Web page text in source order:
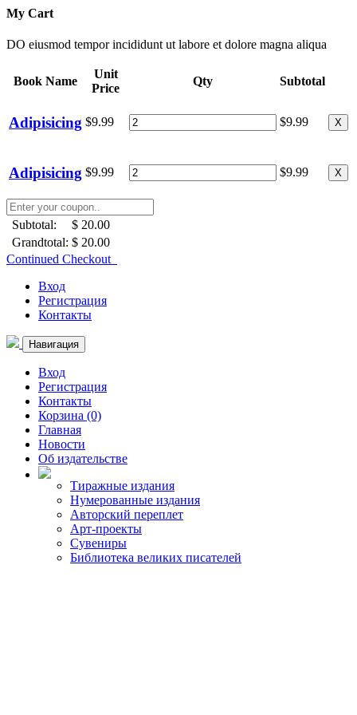
My Cart
DO eiusmod tempor incididunt ut labore et dolore magna aliqua
Book Name
Unit
Price
Qty Subtotal
Adipisicing $9.99 $9.99 X
Adipisicing $9.99 $9.99 X
Subtotal:
$ 20.00
Grandtotal: $ 20.00
Continued Checkout
Вход
Регистрация
Контакты
Навигация
Вход
Регистрация
Контакты
Корзина (0)
Главная
Новости
Об издательстве
Тиражные издания
Нумерованные издания
Авторский переплет
Арт-проекты
Сувениры
Библиотека великих писателей